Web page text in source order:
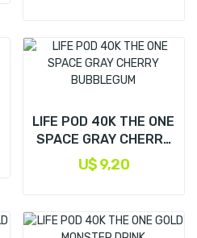
LIFE POD 40K THE ONE
SPACE GRAY CHERRY
BUBBLEGUM
U$ 9,20